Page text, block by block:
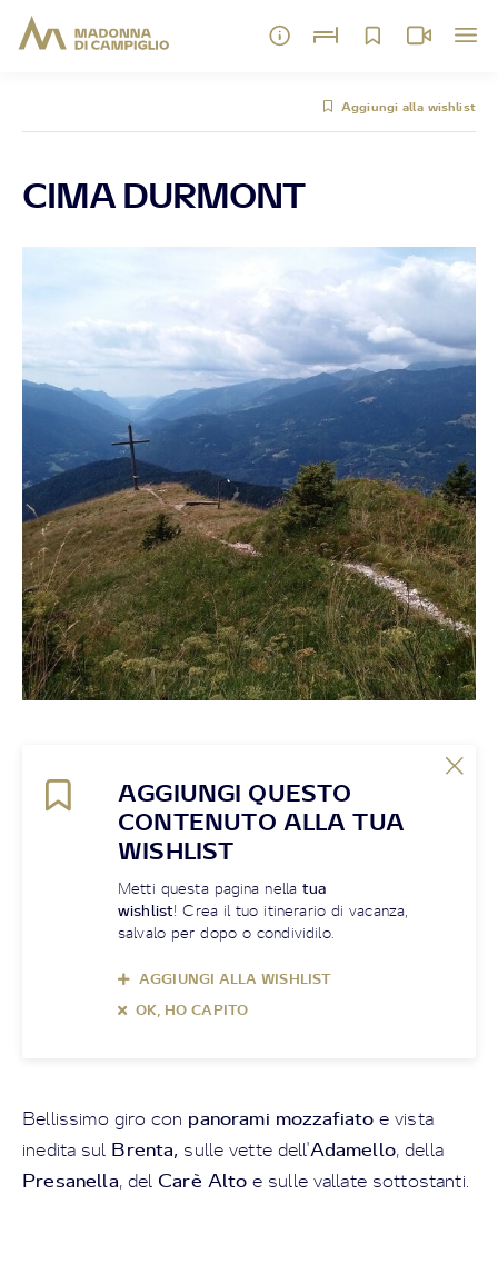
Aggiungi alla wishlist
CIMA DURMONT
AGGIUNGI QUESTO
CONTENUTO ALLA TUA
WISHLIST
Metti questa pagina nellatua
wishlist! Crea il tuo itinerario di vacanza,
salvalo per dopo o condividilo.
AGGIUNGI ALLA WISHLIST
OK, HO CAPITO
Bellissimo giro con panorami mozzafiato e vista
inedita sul Brenta, sulle vette dell'Adamello, della
Presanella, del Carè Alto e sulle vallate sottostanti.